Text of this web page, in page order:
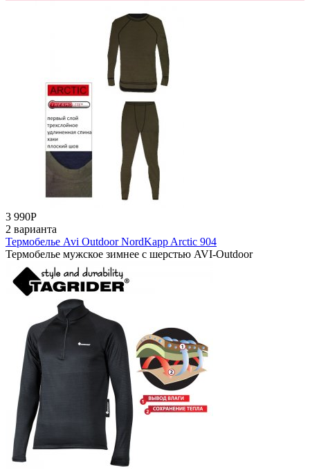
3 990Р
2 варианта
Термобелье Avi Outdoor NordKapp Arctic 904
Термобелье мужское зимнее с шерстью AVI-Outdoor